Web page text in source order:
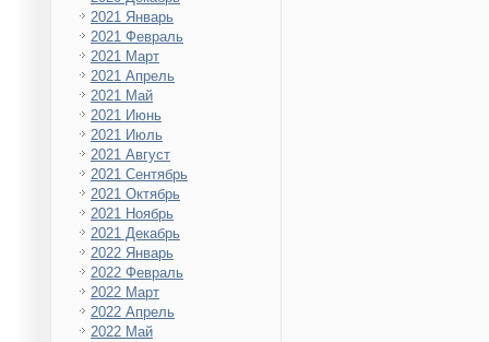
2021 Январь
2021 Февраль
2021 Март
2021 Апрель
2021 Май
2021 Июнь
2021 Июль
2021 Август
2021 Сентябрь
2021 Октябрь
2021 Ноябрь
2021 Декабрь
2022 Январь
2022 Февраль
2022 Март
2022 Апрель
2022 Май